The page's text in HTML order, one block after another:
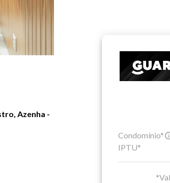
Azenha -
Condomínio*
IPTU*